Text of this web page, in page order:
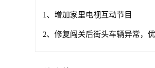
1、增加家里电视互动节目
2、修复闯关后街头车辆异常，